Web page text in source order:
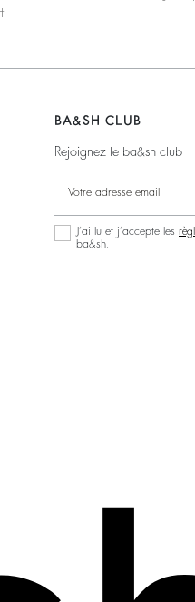
BA&SH CLUB
Rejoignez le ba&sh club
J’ai lu et j’accepte les
ba&sh.